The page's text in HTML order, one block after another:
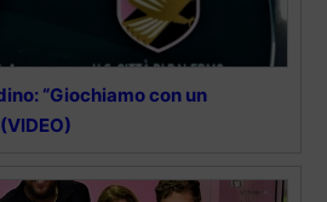
“Giochiamo con un